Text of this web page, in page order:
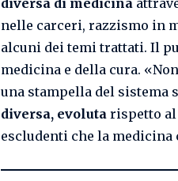
diversa di medicina
nelle carceri, razzismo in
alcuni dei temi trattati. Il
medicina e della cura.
una stampella del sistema
diversa, evoluta rispetto al
escludenti che la